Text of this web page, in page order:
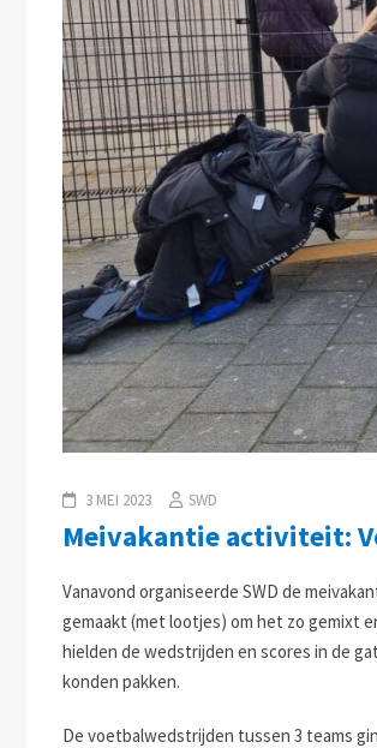
3 MEI 2023 SWD
Meivakantie activiteit:
Vanavond organiseerde SWD de
gemaakt (met lootjes) om het zo gemixt
hielden de wedstrijden en scores in de
konden pakken.
De voetbalwedstrijden tussen 3 teams